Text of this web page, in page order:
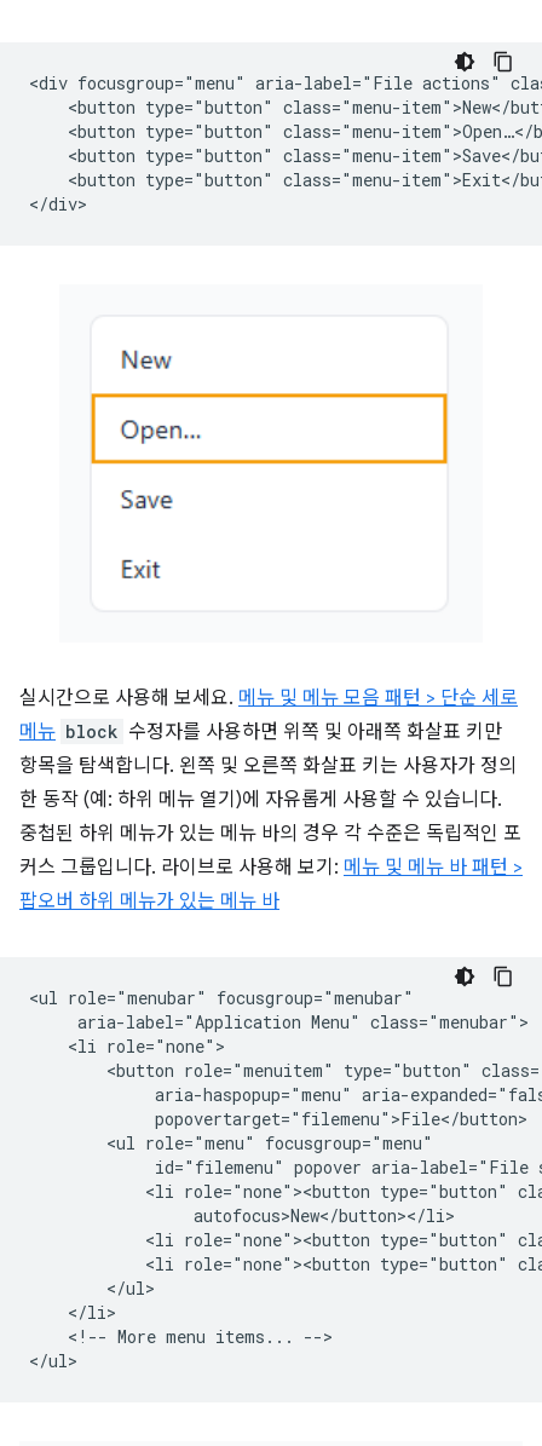
<div focusgroup="menu" aria-label="File actions"
<button type="button" class="menu-item">New</
<button type="button" class="menu-item">Open…</
<button type="button" class="menu-item">Save</
<button type="button" class="menu-item">Exit</
실시간으로 사용해 보세요. 메뉴 및 메뉴 모음 패턴 > 단순 세로
메뉴 block 수정자를 사용하면 위쪽 및 아래쪽 화살표 키만
항목을 탐색합니다. 왼쪽 및 오른쪽 화살표 키는 사용자가 정의
한 동작 (예: 하위 메뉴 열기)에 자유롭게 사용할 수 있습니다.
중첩된 하위 메뉴가 있는 메뉴 바의 경우 각 수준은 독립적인 포
커스 그룹입니다. 라이브로 사용해 보기: 메뉴 및 메뉴 바 패턴 >
팝오버 하위 메뉴가 있는 메뉴 바
<ul role="menubar" focusgroup="menubar"
     aria-label="Application Menu" class="menubar">
    <li role="none">
<button role="menuitem" type="button"
aria-haspopup="menu" aria-
             popovertarget="filemenu">File</button>
        <ul role="menu" focusgroup="menu"
id="filemenu" popover aria-label="File
<li role="none"><button type="button"
                 autofocus>New</button></li>
<li role="none"><button type="button"
<li role="none"><button type="button"
        </ul>
    </li>
    <!-- More menu items... -->